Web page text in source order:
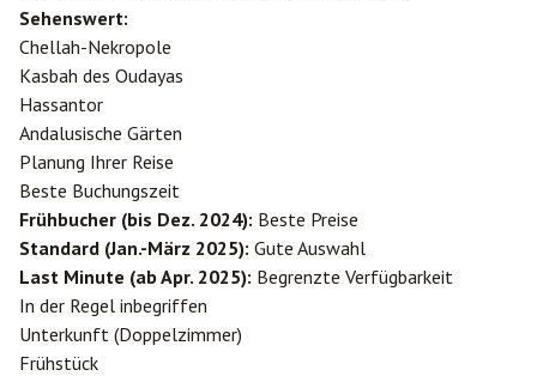
Sehenswert:
Chellah-Nekropole
Kasbah des Oudayas
Hassantor
Andalusische Gärten
Planung Ihrer Reise
Beste Buchungszeit
Frühbucher (bis Dez. 2024): Beste Preise
Standard (Jan.-März 2025): Gute Auswahl
Last Minute (ab Apr. 2025): Begrenzte Verfügbarkeit
In der Regel inbegriffen
Unterkunft (Doppelzimmer)
Frühstück